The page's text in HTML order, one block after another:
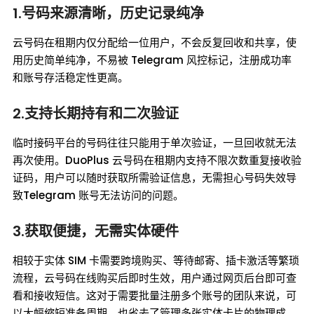
1.号码来源清晰，历史记录纯净
云号码在租期内仅分配给一位用户，不会反复回收和共享，使
用历史简单纯净，不易被 Telegram 风控标记，注册成功率
和账号存活稳定性更高。
2.支持长期持有和二次验证
临时接码平台的号码往往只能用于单次验证，一旦回收就无法
再次使用。DuoPlus 云号码在租期内支持不限次数重复接收验
证码，用户可以随时获取所需验证信息，无需担心号码失效导
致Telegram 账号无法访问的问题。
3.获取便捷，无需实体硬件
相较于实体 SIM 卡需要跨境购买、等待邮寄、插卡激活等繁琐
流程，云号码在线购买后即时生效，用户通过网页后台即可查
看和接收短信。这对于需要批量注册多个账号的团队来说，可